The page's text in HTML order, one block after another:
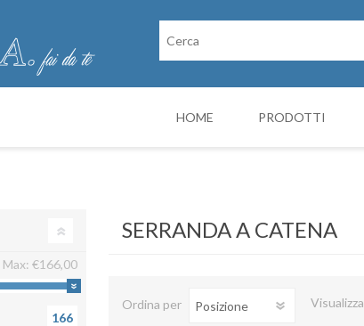
HOME PRODOTTI
SERRANDA A CATENA
Ordina per Visualizza
Max: €166,00
166